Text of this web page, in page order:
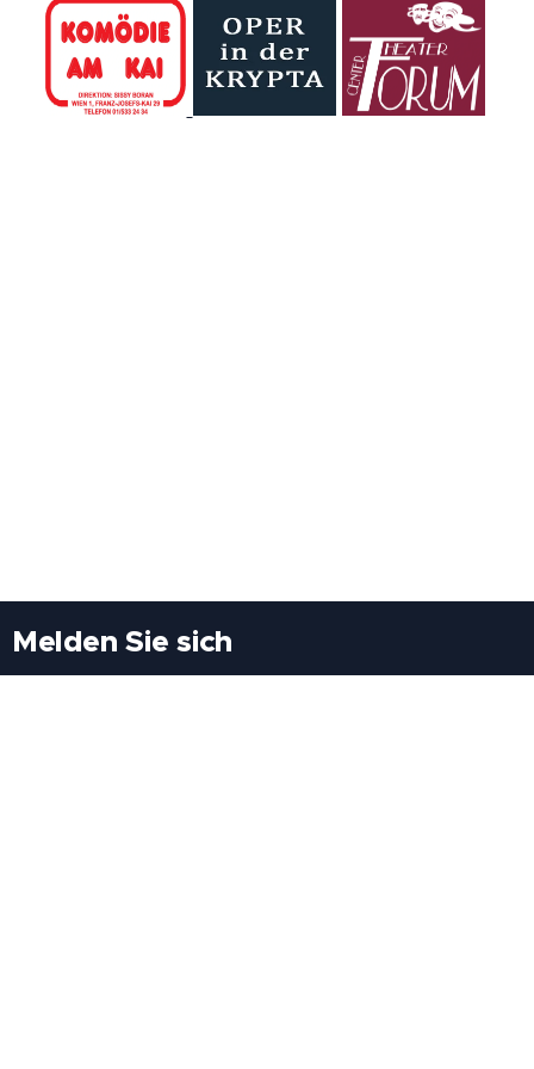
Melden Sie sich